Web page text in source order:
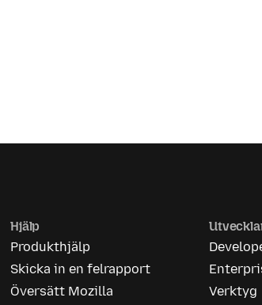
Hjälp
Produkthjälp
Skicka in en felrapport
Översätt Mozilla
Verktyg